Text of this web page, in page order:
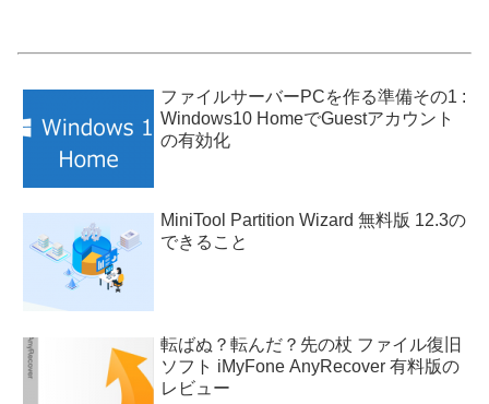
ファイルサーバーPCを作る準備その1 :
Windows10 HomeでGuestアカウント
の有効化
MiniTool Partition Wizard 無料版 12.3の
できること
転ばぬ？転んだ？先の杖 ファイル復旧
ソフト iMyFone AnyRecover 有料版の
レビュー